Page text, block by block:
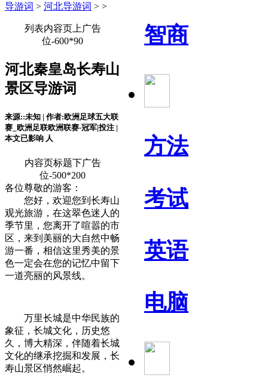
智商
方法
考试
英语
电脑
导游词 > 河北导游词 > >
列表内容页上广告
位-600*90
河北秦皇岛长寿山
景区导游词
来源::未知 | 作者:欧洲足球五大联
赛_欧洲足联欧洲联赛-冠军|投注 |
本文已影响 人
内容页标题下广告
位-500*200
各位尊敬的游客：
您好，欢迎您到长寿山
观光旅游，在这翠色迷人的
季节里，您离开了喧嚣的市
区，来到美丽的大自然中畅
游一番，相信这里秀美的景
色一定会在您的记忆中留下
一道亮丽的风景线。
万里长城是中华民族的
象征，长城文化，历史悠
久，博大精深，伴随着长城
文化的继承挖掘和发展，长
寿山景区悄然崛起。